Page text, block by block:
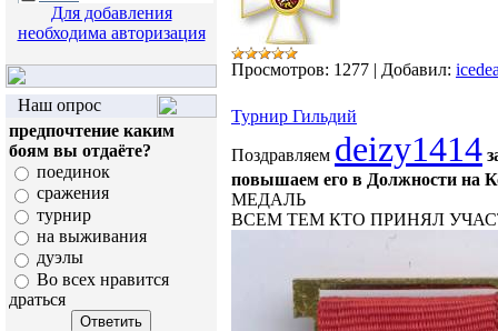
Для добавления
необходима авторизация
Наш опрос
предпочтение каким
боям вы отдаёте?
поединок
сражения
турнир
на выживания
дуэлы
Во всех нравится
драться
Просмотров: 1277 | Добавил:
Турнир Гильдий
Поздравляем deizy1414
повышаем его в Должности на
МЕДАЛЬ
ВСЕМ ТЕМ КТО ПРИНЯЛ